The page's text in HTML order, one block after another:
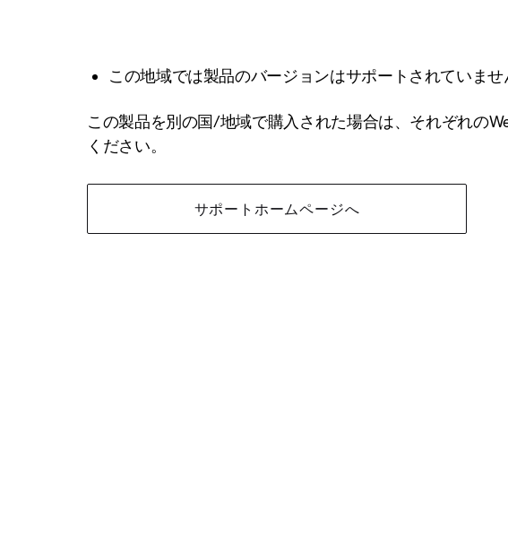
この地域では製品のバージョンはサポートされていませ
この製品を別の国/地域で購入された場合は、それぞれの
ください。
サポートホームページへ